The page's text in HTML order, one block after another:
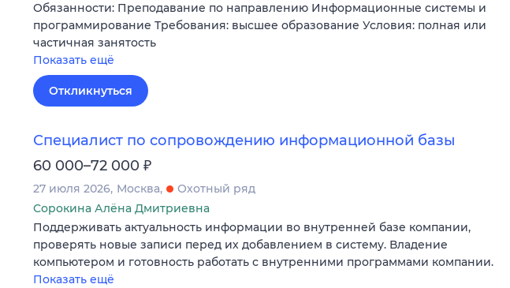
Обязанности: Преподавание по направлению Информационные системы и
программирование Требования: высшее образование Условия: полная или
частичная занятость
Показать ещё
Откликнуться
Специалист по сопровождению информационной базы
60 000–72 000 ₽
27 июля 2026 Москва
Охотный ряд
Сорокина Алёна Дмитриевна
Поддерживать актуальность информации во внутренней базе компании,
проверять новые записи перед их добавлением в систему. Владение
компьютером и готовность работать с внутренними программами компании.
Показать ещё